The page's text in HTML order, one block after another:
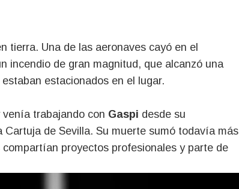
tierra. Una de las aeronaves cayó en el
incendio de gran magnitud, que alcanzó una
estacionados en el lugar.
trabajando con Gaspi desde su
de Sevilla. Su muerte sumó todavía más
proyectos profesionales y parte de